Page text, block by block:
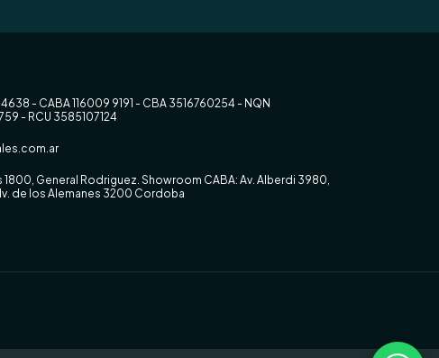
- CABA 116009 9191 - CBA 3516760254 - NQN
- RCU 3585107124
General Rodriguez. Showroom CABA: Av. Alberdi 3980,
de los Alemanes 3200 Cordoba